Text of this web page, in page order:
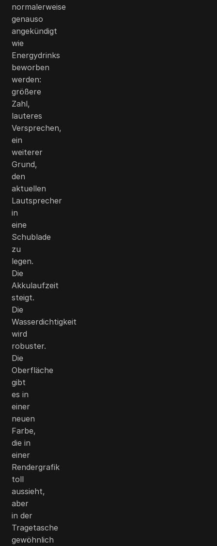
normalerweise
genauso
angekündigt
wie
Energydrinks
beworben
werden:
größere
Zahl,
lauteres
Versprechen,
ein
weiterer
Grund,
den
aktuellen
Lautsprecher
in
eine
Schublade
zu
legen.
Die
Akkulaufzeit
steigt.
Die
Wasserdichtigkeit
wird
robuster.
Die
Oberfläche
gibt
es in
einer
neuen
Farbe,
die in
einer
Rendergrafik
toll
aussieht,
aber
in der
Tragetasche
gewöhnlich